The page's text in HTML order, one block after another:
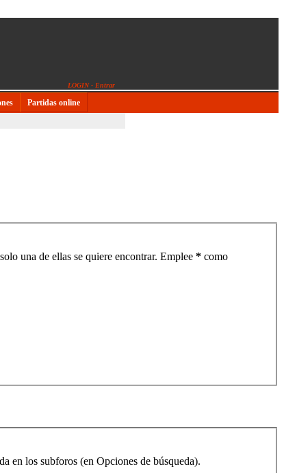
LOGIN - Entrar
Partidas online
una de ellas se quiere encontrar. Emplee * como
en los subforos (en Opciones de búsqueda).